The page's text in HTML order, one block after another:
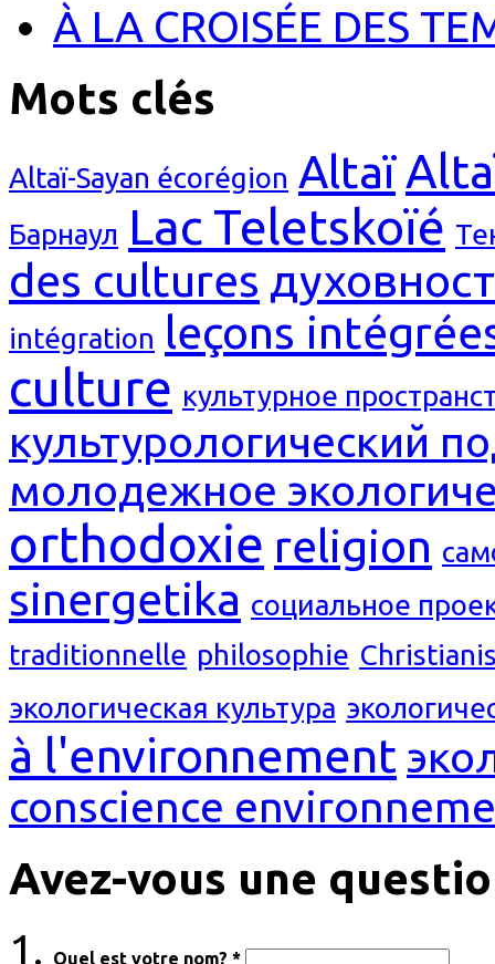
À LA CROISÉE DES
Mots clés
Altaï-Sayan écorégion Altaï
Барнаул Lac Teletskoïé
des cultures
intégration leçons
culture культурное
культурологический
молодежное
orthodoxie religion
sinergetika социальное
traditionnelle philosophie
экологическая культура
à l'environnement
conscience
Avez-vous une
Quel est votre nom? *